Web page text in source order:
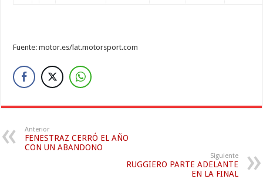
Fuente: motor.es/lat.motorsport.com
Anterior
FENESTRAZ CERRÓ EL AÑO
CON UN ABANDONO
Siguiente
RUGGIERO PARTE ADELANTE
EN LA FINAL